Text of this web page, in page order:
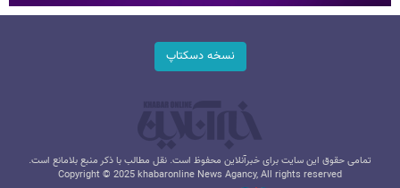
نسخه دسکتاپ
تمامی حقوق این سایت برای خبرآنلاین محفوظ است. نقل مطالب با ذکر منبع بلامانع است.
Copyright © 2025 khabaronline News Agancy, All rights reserved